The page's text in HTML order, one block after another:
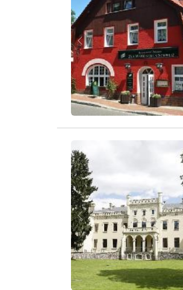
Zurück
Zurück